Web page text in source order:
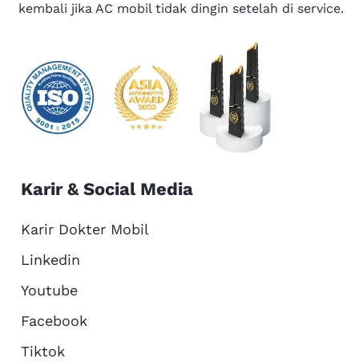
kembali jika AC mobil tidak dingin setelah di service.
Karir & Social Media
Karir Dokter Mobil
Linkedin
Youtube
Facebook
Tiktok